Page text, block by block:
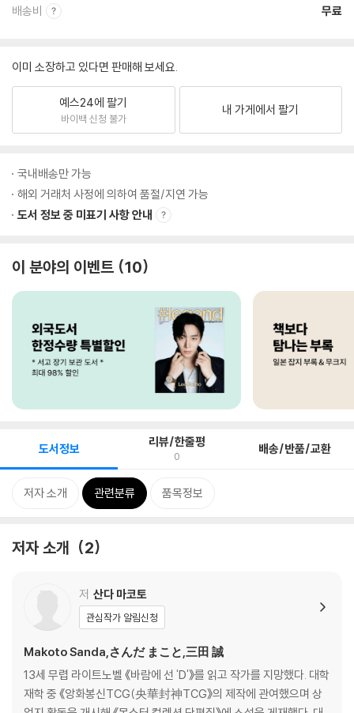
배송비 무료
이미 소장하고 있다면 판매해 보세요.
예스24에 팔기
바이백 신청 불가
내 가게에서 팔기
국내배송만 가능
해외 거래처 사정에 의하여 품절/지연 가능
도서 정보 중 미표기 사항 안내
이 분야의 이벤트 10
도서정보 리뷰/한줄평
0 배송/반품/교환
저자 소개 관련분류 품목정보
저자 소개 2
저 산다 마코토
관심작가 알림신청
Makoto Sanda,さんだ まこと,三田 誠
13세 무렵 라이트노벨 《바람에 선 'D'》를 읽고 작가를 지망했다. 대학
재학 중 《앙화봉신TCG(央華封神TCG》의 제작에 관여했으며 상